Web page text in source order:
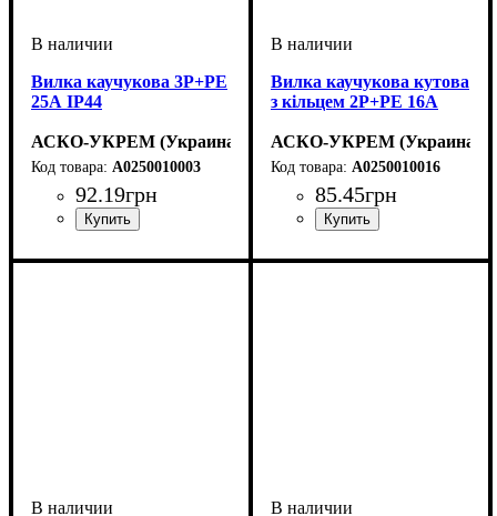
Вилка каучукова 3Р+РЕ
25А IP44
АСКО-УКРЕМ (Украина)
A0250010003
92.19грн
Вилка каучукова кутова
з кільцем 2P+PE 16А
АСКО-УКРЕМ (Украина)
A0250010016
85.45грн